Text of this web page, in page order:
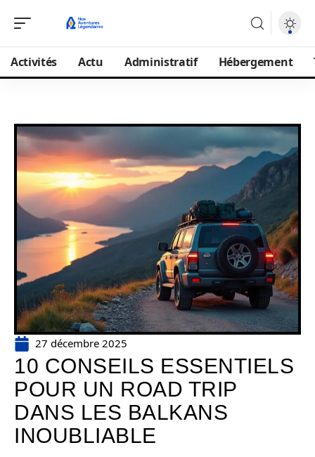
Activités Actu Administratif Hébergement
27 décembre 2025
10 CONSEILS ESSENTIELS
POUR UN ROAD TRIP
DANS LES BALKANS
INOUBLIABLE